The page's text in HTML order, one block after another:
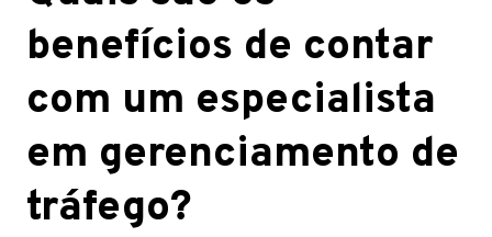
benefícios de contar
com um especialista
em gerenciamento de
tráfego?